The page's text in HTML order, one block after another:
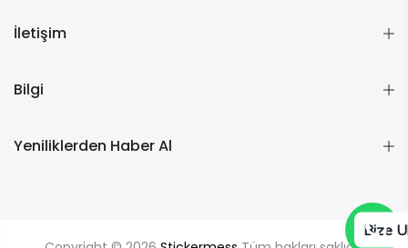
İletişim
Bilgi
Yeniliklerden Haber Al
Bize